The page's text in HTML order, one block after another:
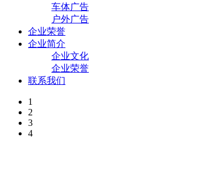
车体广告
户外广告
企业荣誉
企业简介
企业文化
企业荣誉
联系我们
1
2
3
4